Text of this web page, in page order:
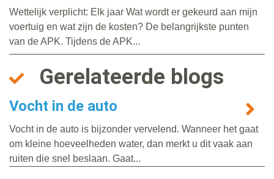
Wettelijk verplicht: Elk jaar Wat wordt er gekeurd aan mijn
voertuig en wat zijn de kosten? De belangrijkste punten
van de APK. Tijdens de APK...
Gerelateerde blogs
Vocht in de auto
Vocht in de auto is bijzonder vervelend. Wanneer het gaat
om kleine hoeveelheden water, dan merkt u dit vaak aan
ruiten die snel beslaan. Gaat...